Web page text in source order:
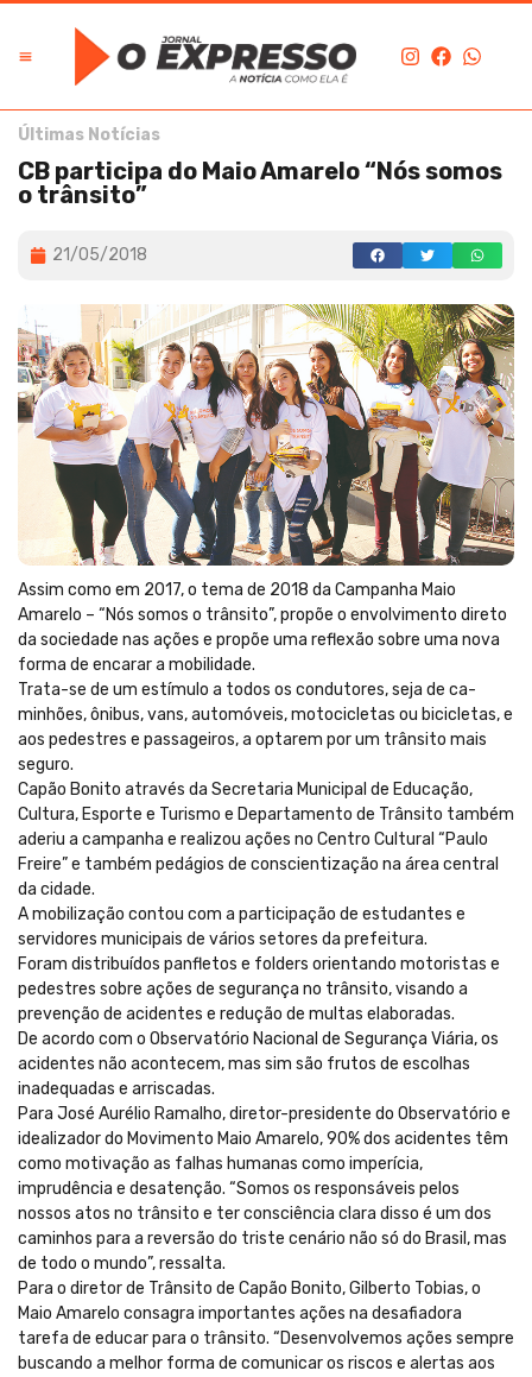
Últimas Notícias
CB participa do Maio Amarelo “Nós somos
o trânsito”
21/05/2018
Assim como em 2017, o tema de 2018 da Campanha Maio
Amarelo – “Nós somos o trânsito”, propõe o envolvimento direto
da sociedade nas ações e propõe uma reflexão sobre uma nova
forma de encarar a mobilidade.
Trata-se de um estímulo a todos os condutores, seja de ca-
minhões, ônibus, vans, automóveis, motocicletas ou bicicletas, e
aos pedestres e passageiros, a optarem por um trânsito mais
seguro.
Capão Bonito através da Secretaria Municipal de Educação,
Cultura, Esporte e Turismo e Departamento de Trânsito também
aderiu a campanha e realizou ações no Centro Cultural “Paulo
Freire” e também pedágios de conscientização na área central
da cidade.
A mobilização contou com a participação de estudantes e
servidores municipais de vários setores da prefeitura.
Foram distribuídos panfletos e folders orientando motoristas e
pedestres sobre ações de segurança no trânsito, visando a
prevenção de acidentes e redução de multas elaboradas.
De acordo com o Observatório Nacional de Segurança Viária, os
acidentes não acontecem, mas sim são frutos de escolhas
inadequadas e arriscadas.
Para José Aurélio Ramalho, diretor-presidente do Observatório e
idealizador do Movimento Maio Amarelo, 90% dos acidentes têm
como motivação as falhas humanas como imperícia,
imprudência e desatenção. “Somos os responsáveis pelos
nossos atos no trânsito e ter consciência clara disso é um dos
caminhos para a reversão do triste cenário não só do Brasil, mas
de todo o mundo”, ressalta.
Para o diretor de Trânsito de Capão Bonito, Gilberto Tobias, o
Maio Amarelo consagra importantes ações na desafiadora
tarefa de educar para o trânsito. “Desenvolvemos ações sempre
buscando a melhor forma de comunicar os riscos e alertas aos